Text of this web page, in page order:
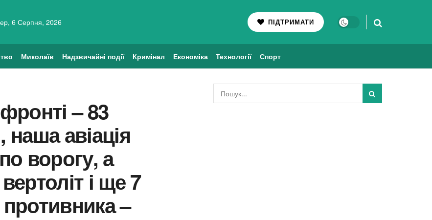
6 Серпня, 2026 ПІДТРИМАТИ
Миколаїв Надзвичайні події Кримінал Економіка Технології Спорт
– 83
наша авіація
ворогу, а
і ще 7
–